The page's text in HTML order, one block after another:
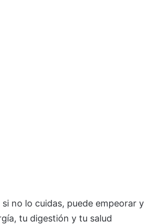
no lo cuidas, puede empeorar y
tu digestión y tu salud